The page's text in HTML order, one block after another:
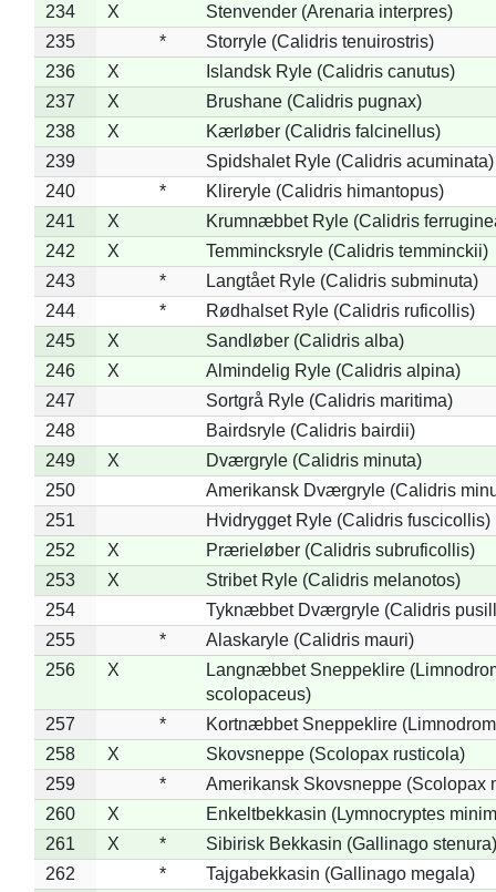
234 X
Stenvender (Arenaria interpres)
235
*
Storryle (Calidris tenuirostris)
236
X
Islandsk Ryle (Calidris canutus)
237
X
Brushane (Calidris pugnax)
238
X
Kærløber (Calidris falcinellus)
239
Spidshalet Ryle (Calidris acuminata)
240
*
Klireryle (Calidris himantopus)
241
X
Krumnæbbet Ryle (Calidris
242
X
Temmincksryle (Calidris temminckii)
243
*
Langtået Ryle (Calidris subminuta)
244
*
Rødhalset Ryle (Calidris ruficollis)
245
X
Sandløber (Calidris alba)
246
X
Almindelig Ryle (Calidris alpina)
247
Sortgrå Ryle (Calidris maritima)
248
Bairdsryle (Calidris bairdii)
249
X
Dværgryle (Calidris minuta)
250
Amerikansk Dværgryle (Calidris
251
Hvidrygget Ryle (Calidris fuscicollis)
252
X
Prærieløber (Calidris subruficollis)
253
X
Stribet Ryle (Calidris melanotos)
254
Tyknæbbet Dværgryle (Calidris
255
*
Alaskaryle (Calidris mauri)
256
X
Langnæbbet Sneppeklire
scolopaceus)
257
*
Kortnæbbet Sneppeklire
258
X
Skovsneppe (Scolopax rusticola)
259
*
Amerikansk Skovsneppe (Scolopax
260
X
Enkeltbekkasin (Lymnocryptes
261
X *
Sibirisk Bekkasin (Gallinago stenura)
262
*
Tajgabekkasin (Gallinago megala)